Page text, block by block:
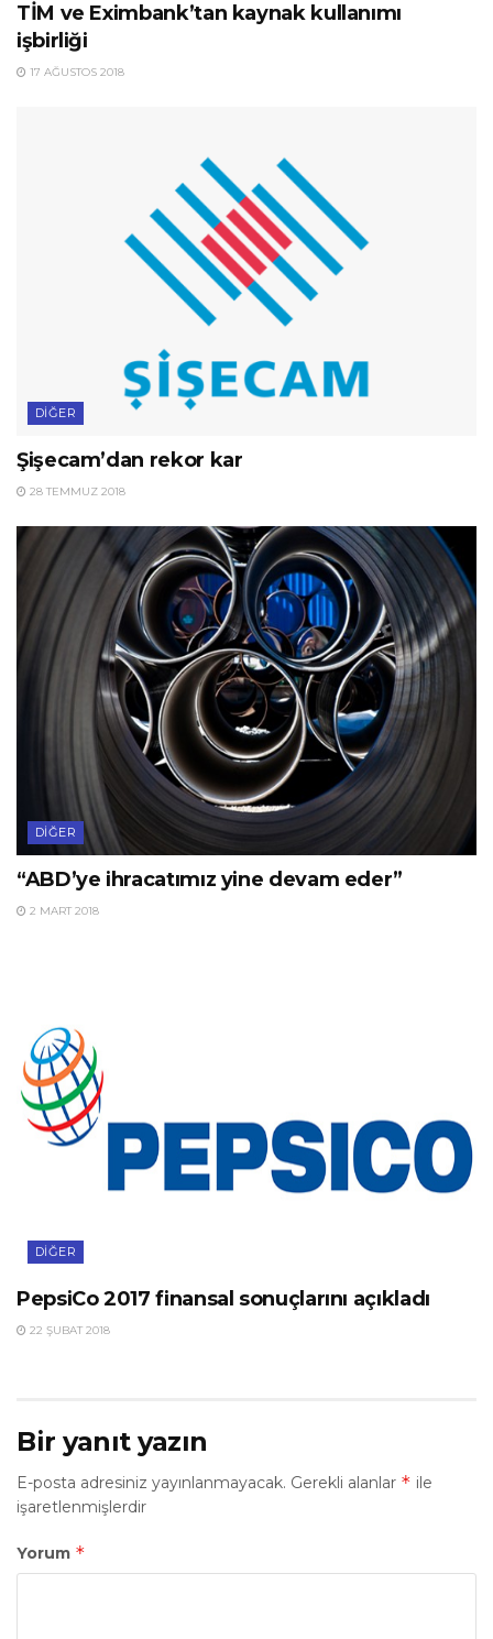
TİM ve Eximbank’tan kaynak kullanımı
işbirliği
17 AĞUSTOS 2018
DIĞER
Şişecam’dan rekor kar
28 TEMMUZ 2018
DIĞER
“ABD’ye ihracatımız yine devam eder”
2 MART 2018
DIĞER
PepsiCo 2017 finansal sonuçlarını açıkladı
22 ŞUBAT 2018
Bir yanıt yazın
E-posta adresiniz yayınlanmayacak. Gerekli alanlar * ile
işaretlenmişlerdir
Yorum *